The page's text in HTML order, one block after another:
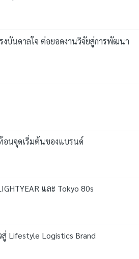
บันดาลใจ ต่อยอดงานวิจัยสู่การพัฒนา
อนจุดเริ่มต้นของแบรนด์
และ Tokyo 80s
Lifestyle Logistics Brand